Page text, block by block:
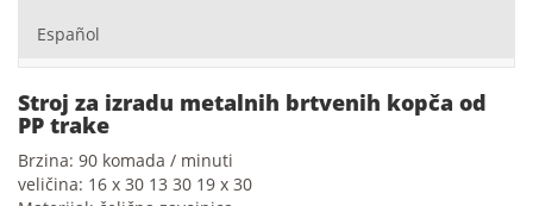
Español
Stroj za izradu metalnih brtvenih kopča od
PP trake
Brzina: 90 komada / minuti
veličina: 16 x 30 13 30 19 x 30